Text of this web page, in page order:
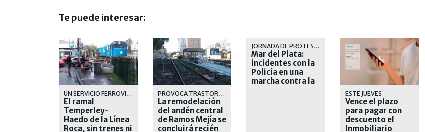
Te puede interesar:
UN SERVICIO FERROVIARIO QUE CADA DIA SE DEGRADA MAS
El ramal
Temperley-
Haedo de la Línea
Roca, sin trenes ni
PROVOCA TRASTORNOS A LOS PASAJEROS Y AL SERVICIO DE LA LINEA SARMIENTO
La remodelación
del andén central
de Ramos Mejía se
concluirá recién
JORNADA DE PROTESTA
Mar del Plata:
incidentes con la
Policía en una
marcha contra la
ESTE JUEVES
Vence el plazo
para pagar con
descuento el
Inmobiliario